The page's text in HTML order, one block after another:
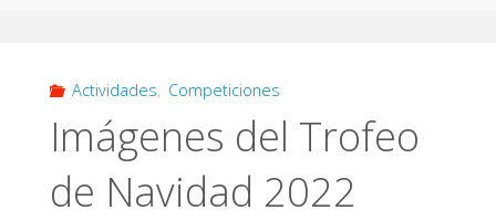
Actividades, Competiciones
Imágenes del Trofeo
de Navidad 2022